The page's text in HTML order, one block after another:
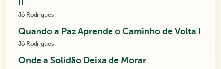
Jô Rodrigues
Quando a Paz Aprende o Caminho de Volta I
Jô Rodrigues
Onde a Solidão Deixa de Morar